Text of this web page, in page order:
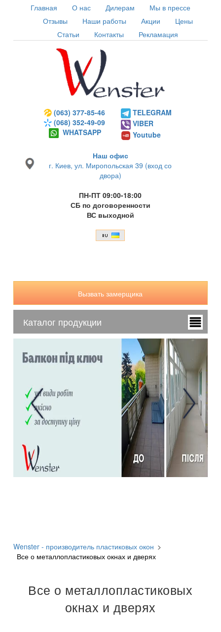
Главная О нас Дилерам
Мы в прессе
Отзывы
Наши работы Акции
Цены
Статьи
Контакты Рекламация
(063) 377-85-46
(068) 352-49-09
WHATSAPP
TELEGRAM
VIBER
Youtube
Наш офис
г. Киев, ул. Миропольская 39 (вход со
двора)
ПН-ПТ 09:00-18:00
СБ по договоренности
ВС выходной
Вызвать замерщика
Каталог продукции
Wenster - производитель пластиковых окон >
Все о металлопластиковых окнах и дверях
Все о металлопластиковых
окнах и дверях